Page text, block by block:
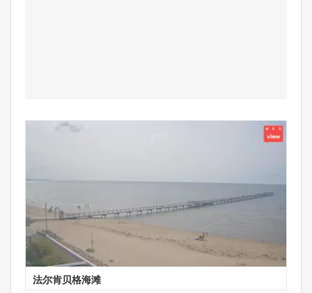
法尔肯贝格海滩